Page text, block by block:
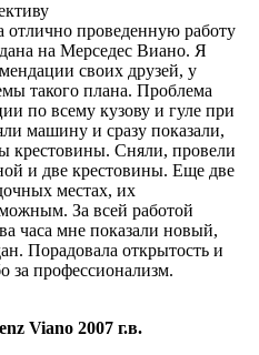
проведенную работу
на Мерседес Виано. Я
своих друзей, у
такого плана. Проблема
по всему кузову и гуле при
машину и сразу показали,
крестовины. Сняли, провели
и две крестовины. Еще две
местах, их
За всей работой
часа мне показали новый,
Порадовала открытость и
за профессионализм.
Viano 2007 г.в.